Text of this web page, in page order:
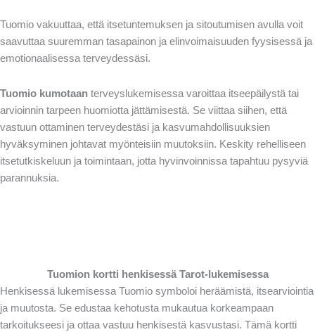
Tuomio vakuuttaa, että itsetuntemuksen ja sitoutumisen avulla voit
saavuttaa suuremman tasapainon ja elinvoimaisuuden fyysisessä ja
emotionaalisessa terveydessäsi.
Tuomio kumotaan terveyslukemisessa varoittaa itseepäilystä tai
arvioinnin tarpeen huomiotta jättämisestä. Se viittaa siihen, että
vastuun ottaminen terveydestäsi ja kasvumahdollisuuksien
hyväksyminen johtavat myönteisiin muutoksiin. Keskity rehelliseen
itsetutkiskeluun ja toimintaan, jotta hyvinvoinnissa tapahtuu pysyviä
parannuksia.
Tuomion kortti henkisessä Tarot-lukemisessa
Henkisessä lukemisessa Tuomio symboloi heräämistä, itsearviointia
ja muutosta. Se edustaa kehotusta mukautua korkeampaan
tarkoitukseesi ja ottaa vastuu henkisestä kasvustasi. Tämä kortti